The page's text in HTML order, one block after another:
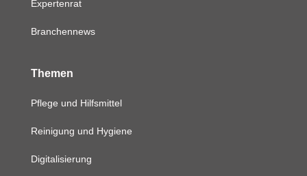
Expertenrat
Branchennews
Themen
Pflege und Hilfsmittel
Reinigung und Hygiene
Digitalisierung